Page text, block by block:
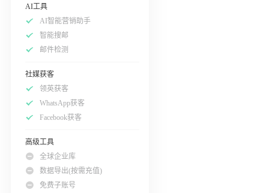
AI工具
AI智能营销助手
智能搜邮
邮件检测
社媒获客
领英获客
WhatsApp获客
Facebook获客
高级工具
全球企业库
数据导出(按需充值)
免费子账号